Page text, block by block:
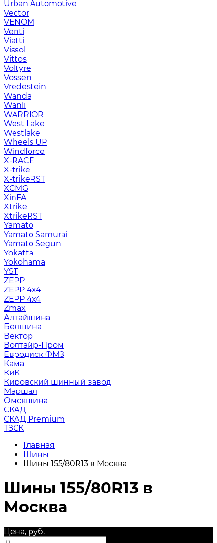
Urban Automotive
Vector
VENOM
Venti
Viatti
Vissol
Vittos
Voltyre
Vossen
Vredestein
Wanda
Wanli
WARRIOR
West Lake
Westlake
Wheels UP
Windforce
X-RACE
X-trike
X-trikeRST
XCMG
XinFA
Xtrike
XtrikeRST
Yamato
Yamato Samurai
Yamato Segun
Yokatta
Yokohama
YST
ZEPP
ZEPP 4x4
ZEPP 4х4
Zmax
Алтайшина
Белшина
Вектор
Волтайр-Пром
Евродиск ФМЗ
Кама
КиК
Кировский шинный завод
Маршал
Омскшина
СКАД
СКАД Premium
ТЗСК
Главная
Шины
Шины 155/80R13 в Москва
Шины 155/80R13 в
Москва
Цена, руб.